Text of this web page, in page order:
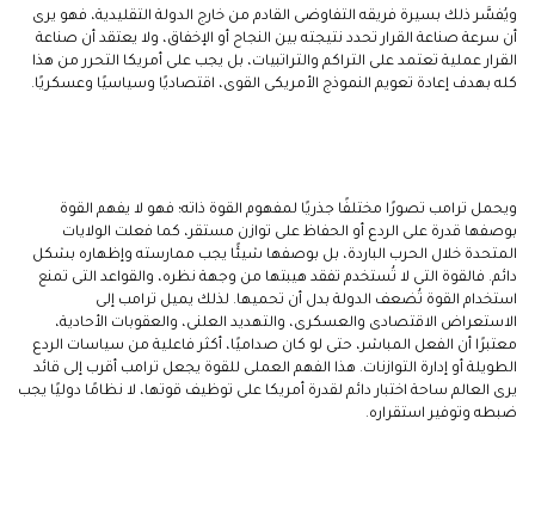
ويُفسَّر ذلك بسيرة فريقه التفاوضى القادم من خارج الدولة التقليدية، فهو يرى
أن سرعة صناعة القرار تحدد نتيجته بين النجاح أو الإخفاق، ولا يعتقد أن صناعة
القرار عملية تعتمد على التراكم والتراتبيات، بل يجب على أمريكا التحرر من هذا
كله بهدف إعادة تعويم النموذج الأمريكى القوى، اقتصاديًا وسياسيًا وعسكريًا.
ويحمل ترامب تصورًا مختلفًا جذريًا لمفهوم القوة ذاته؛ فهو لا يفهم القوة
بوصفها قدرة على الردع أو الحفاظ على توازن مستقر، كما فعلت الولايات
المتحدة خلال الحرب الباردة، بل بوصفها شيئًا يجب ممارسته وإظهاره بشكل
دائم. فالقوة التى لا تُستخدم تفقد هيبتها من وجهة نظره، والقواعد التى تمنع
استخدام القوة تُضعف الدولة بدل أن تحميها. لذلك يميل ترامب إلى
الاستعراض الاقتصادى والعسكرى، والتهديد العلنى، والعقوبات الأحادية،
معتبرًا أن الفعل المباشر، حتى لو كان صداميًا، أكثر فاعلية من سياسات الردع
الطويلة أو إدارة التوازنات. هذا الفهم العملى للقوة يجعل ترامب أقرب إلى قائد
يرى العالم ساحة اختبار دائم لقدرة أمريكا على توظيف قوتها، لا نظامًا دوليًا يجب
ضبطه وتوفير استقراره.